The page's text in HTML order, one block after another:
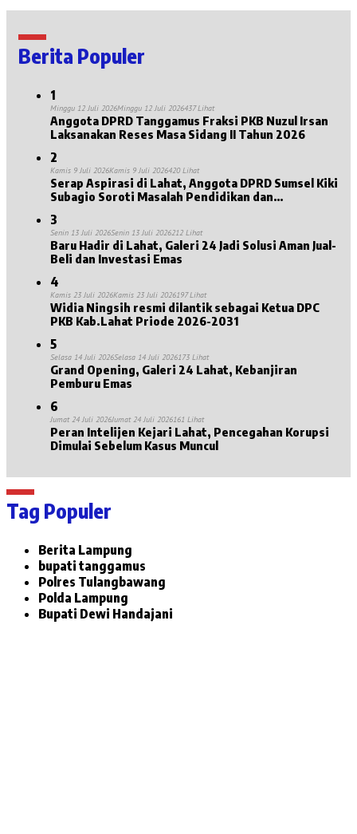
Berita Populer
1
Minggu 12 Juli 2026Minggu 12 Juli 2026437 Lihat
Anggota DPRD Tanggamus Fraksi PKB Nuzul Irsan
Laksanakan Reses Masa Sidang II Tahun 2026
2
Kamis 9 Juli 2026Kamis 9 Juli 2026420 Lihat
Serap Aspirasi di Lahat, Anggota DPRD Sumsel Kiki
Subagio Soroti Masalah Pendidikan dan
3
Senin 13 Juli 2026Senin 13 Juli 2026212 Lihat
Baru Hadir di Lahat, Galeri 24 Jadi Solusi Aman Jual-
Beli dan Investasi Emas
4
Kamis 23 Juli 2026Kamis 23 Juli 2026197 Lihat
Widia Ningsih resmi dilantik sebagai Ketua DPC
PKB Kab.Lahat Priode 2026-2031
5
Selasa 14 Juli 2026Selasa 14 Juli 2026173 Lihat
Grand Opening, Galeri 24 Lahat, Kebanjiran
Pemburu Emas
6
Jumat 24 Juli 2026Jumat 24 Juli 2026161 Lihat
Peran Intelijen Kejari Lahat, Pencegahan Korupsi
Dimulai Sebelum Kasus Muncul
Tag Populer
Berita Lampung
bupati tanggamus
Polres Tulangbawang
Polda Lampung
Bupati Dewi Handajani